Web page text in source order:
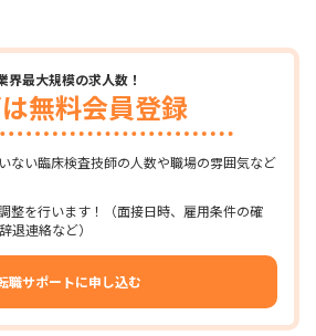
界最大規模の求人数！
無料会員登録
ない臨床検査技師の人数や職場の雰囲気など
整を行います！（面接日時、雇用条件の確
退連絡など）
職サポートに申し込む